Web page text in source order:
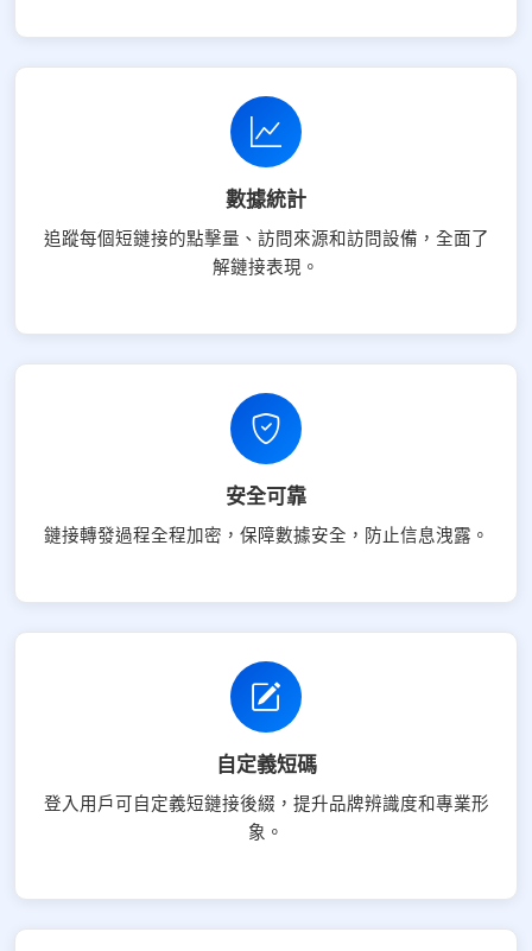
數據統計
追蹤每個短鏈接的點擊量、訪問來源和訪問設備，全面了
解鏈接表現。
安全可靠
鏈接轉發過程全程加密，保障數據安全，防止信息洩露。
自定義短碼
登入用戶可自定義短鏈接後綴，提升品牌辨識度和專業形
象。